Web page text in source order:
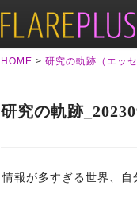
HOME > 研究の軌跡（エッ
研究の軌跡
情報が多すぎる世界、自